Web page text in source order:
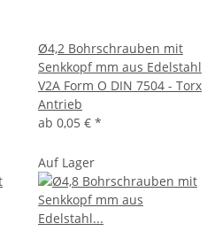
Ø4,2 Bohrschrauben mit
Senkkopf mm aus Edelstahl
V2A Form O DIN 7504 - Torx
Antrieb
ab 0,05 € *
Auf Lager